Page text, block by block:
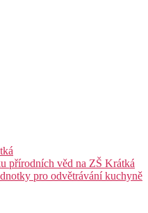
přírodních věd na ZŠ Krátká
pro odvětrávání kuchyně